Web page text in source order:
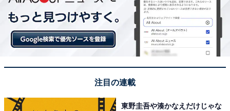
注目の連載
東野圭吾や湊かなえだけじゃな